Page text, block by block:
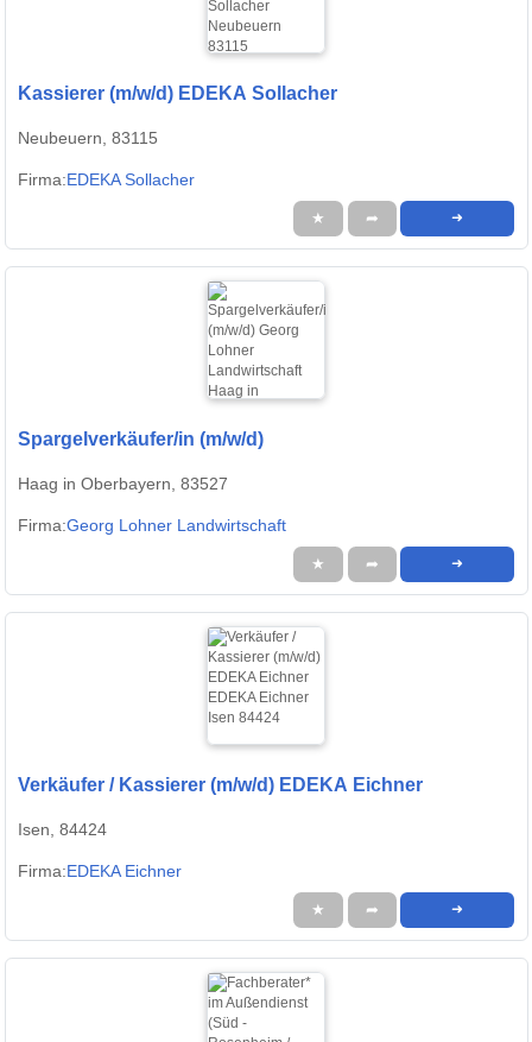
Kassierer (m/w/d) EDEKA Sollacher
Neubeuern, 83115
Firma:EDEKA Sollacher
★ ➦ ➜
Spargelverkäufer/in (m/w/d)
Haag in Oberbayern, 83527
Firma:Georg Lohner Landwirtschaft
★ ➦ ➜
Verkäufer / Kassierer (m/w/d) EDEKA Eichner
Isen, 84424
Firma:EDEKA Eichner
★ ➦ ➜